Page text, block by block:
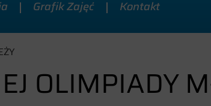
Grafik Zajęć Kontakt
OLIMPIADY